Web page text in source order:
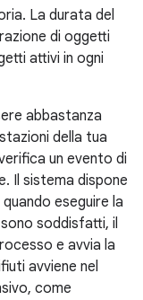
La durata del
di oggetti
attivi in ogni
abbastanza
della tua
un evento di
Il sistema dispone
eseguire la
soddisfatti, il
e avvia la
avviene nel
come